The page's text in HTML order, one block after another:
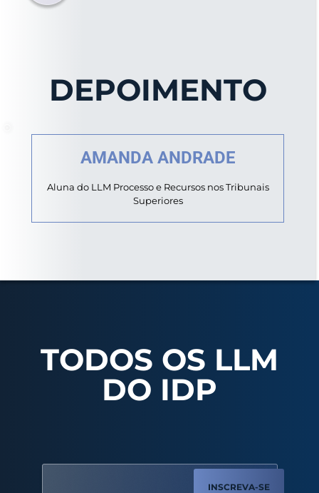
DEPOIMENTO
AMANDA ANDRADE
Aluna do LLM Processo e Recursos nos Tribunais
Superiores
TODOS OS LLM
DO IDP
INSCREVA-SE